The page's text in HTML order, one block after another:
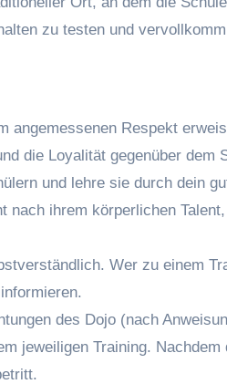
zu testen und
angemessenen Respekt
die Loyalität gegenüber
und lehre sie durch dein
ihrem körperlichen
Wer zu einem
des Dojo (nach
jeweiligen Training.